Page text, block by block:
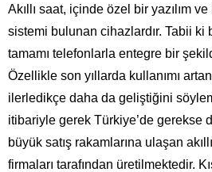
Akıllı saat, içinde özel bir yazılım
sistemi bulunan cihazlardır. Tabii ki
tamamı telefonlarla entegre bir
Özellikle son yıllarda kullanımı
ilerledikçe daha da geliştiğini
itibariyle gerek Türkiye’de gerekse
büyük satış rakamlarına ulaşan
firmaları tarafından üretilmektedir.